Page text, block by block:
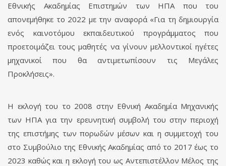
Εθνικής Ακαδημίας Επιστημών των ΗΠΑ που του
απονεμήθηκε το 2022 με την αναφορά «Για τη δημιουργία
ενός καινοτόμου εκπαιδευτικού προγράμματος που
προετοιμάζει τους μαθητές να γίνουν μελλοντικοί ηγέτες
μηχανικοί που θα αντιμετωπίσουν τις Μεγάλες
Προκλήσεις».
Η εκλογή του το 2008 στην Εθνική Ακαδημία Μηχανικής
των ΗΠΑ για την ερευνητική συμβολή του στην περιοχή
της επιστήμης των πορωδών μέσων και η συμμετοχή του
στο Συμβούλιο της Εθνικής Ακαδημίας από το 2017 έως το
2023 καθώς και η εκλογή του ως Αντεπιστέλλον Μέλος της